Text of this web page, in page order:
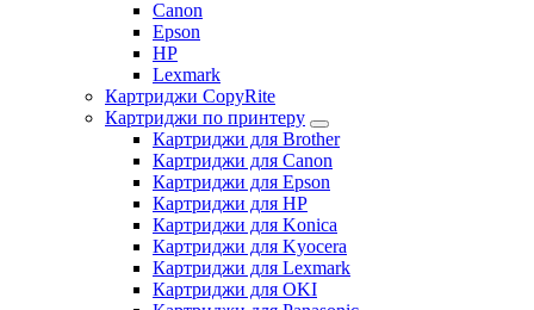
Canon
Epson
HP
Lexmark
Картриджи CopyRite
Картриджи по принтеру
Картриджи для Brother
Картриджи для Canon
Картриджи для Epson
Картриджи для HP
Картриджи для Konica
Картриджи для Kyocera
Картриджи для Lexmark
Картриджи для OKI